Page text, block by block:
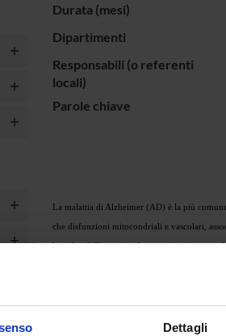
Dettagli
Durata (mesi)
Dipartimenti
Responsabili (o referenti
locali)
Parole chiave
La malattia di Alzheimer (AD) è la più
che disfunzioni mitocondriali e vascolari,
benefici dell’esercizio fisico nei pazienti con
con nitrati migliori le capacità vasodilatative.
di β-amyloide, recenti studi hanno
patogenesi della malattia. Sono noti gli
chiaro che la supplementazione nutrizionale